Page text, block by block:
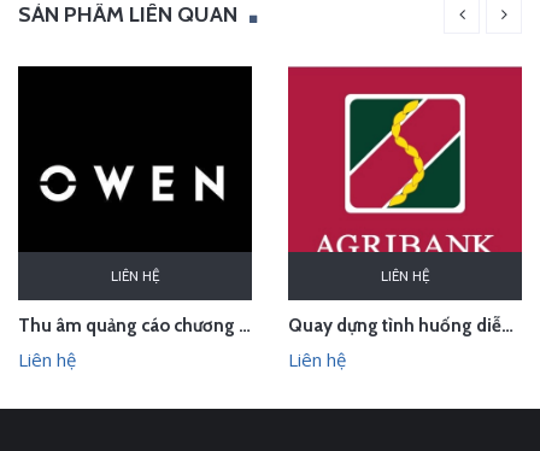
SẢN PHẨM LIÊN QUAN
LIÊN HỆ
Thu âm quảng cáo chương trình lễ hội cho Owen Bắc Giang
Liên hệ
LIÊN HỆ
Quay dựng tình huống diễn tập phòng chống cướp ngân hàng
Liên hệ